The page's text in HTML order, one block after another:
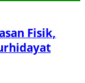
Fisik,